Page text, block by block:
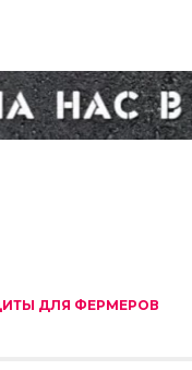
ДЛЯ ФЕРМЕРОВ